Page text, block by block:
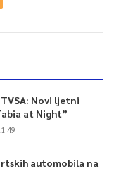
Novi ljetni
at Night”
automobila na